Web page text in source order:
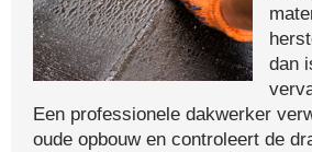
dan
Een professionele dakwerker
oude opbouw en controleert de